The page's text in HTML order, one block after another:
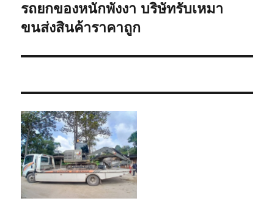
Next
post:
รถยกของหนักพังงา บริษัทรับเหมา
ขนส่งสินค้าราคาถูก